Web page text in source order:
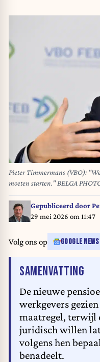
Pieter Timmermans (VBO):
moeten starten."
Gepubliceerd door
29 mei 2026 om 11:47
Volg ons op GOOGLE NEWS
SAMENVATTING
De nieuwe
werkgevers
maatregel, terwijl
juridisch willen
volgens hen
benadeelt.